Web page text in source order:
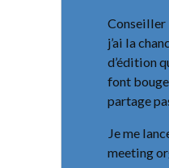
Conseiller
j’ai la
d’édition
font
partage
Je me
meeting